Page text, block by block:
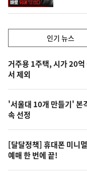
기,
최
신,
오
늘
의
영
상
인기 뉴스
기
뉴
스
거주용 1주택, 시가 20
서 제외
'서울대 10개 만들기' 본
속 선정
[달달정책] 휴대폰 미니
예매 한 번에 끝!